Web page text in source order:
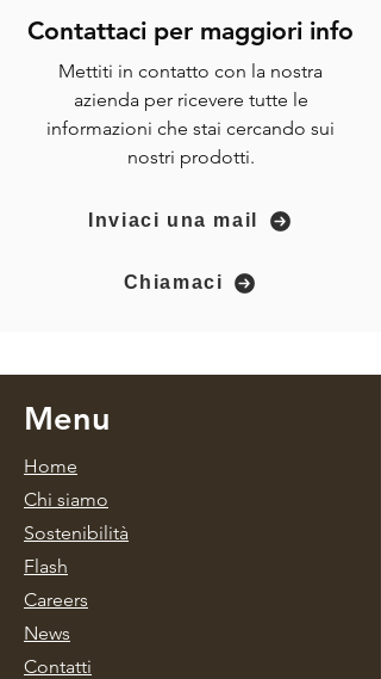
Contattaci per maggiori info
Mettiti in contatto con la nostra
azienda per ricevere tutte le
informazioni che stai cercando sui
nostri prodotti.
Inviaci una mail
Chiamaci
Menu
Home
Chi siamo
Sostenibilità
Flash
Careers
News
Contatti